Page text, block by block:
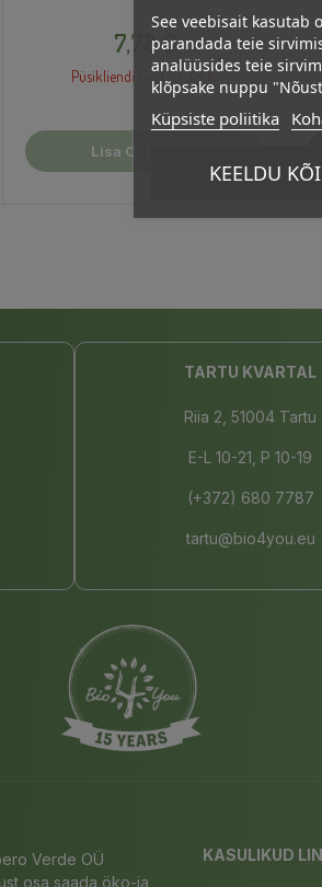
Hind
7,78 €
Püsikliendi hind :7.39 €
Lisa Ostukorvi
TARTU KVARTAL
Riia 2, 51004 Tartu
E-L 10-21, P 10-19
(+372) 680 7787
tartu@bio4you.eu
Verde OÜ
osa saada öko-ja
KASULIKUD
See veebisait kasutab
parandada teie
analüüsides teie
klõpsake nuppu
Küpsiste poliitika
KEELDU